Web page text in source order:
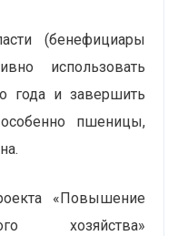
(бенефициары
использовать
года и завершить
пшеницы,
«Повышение
хозяйства»